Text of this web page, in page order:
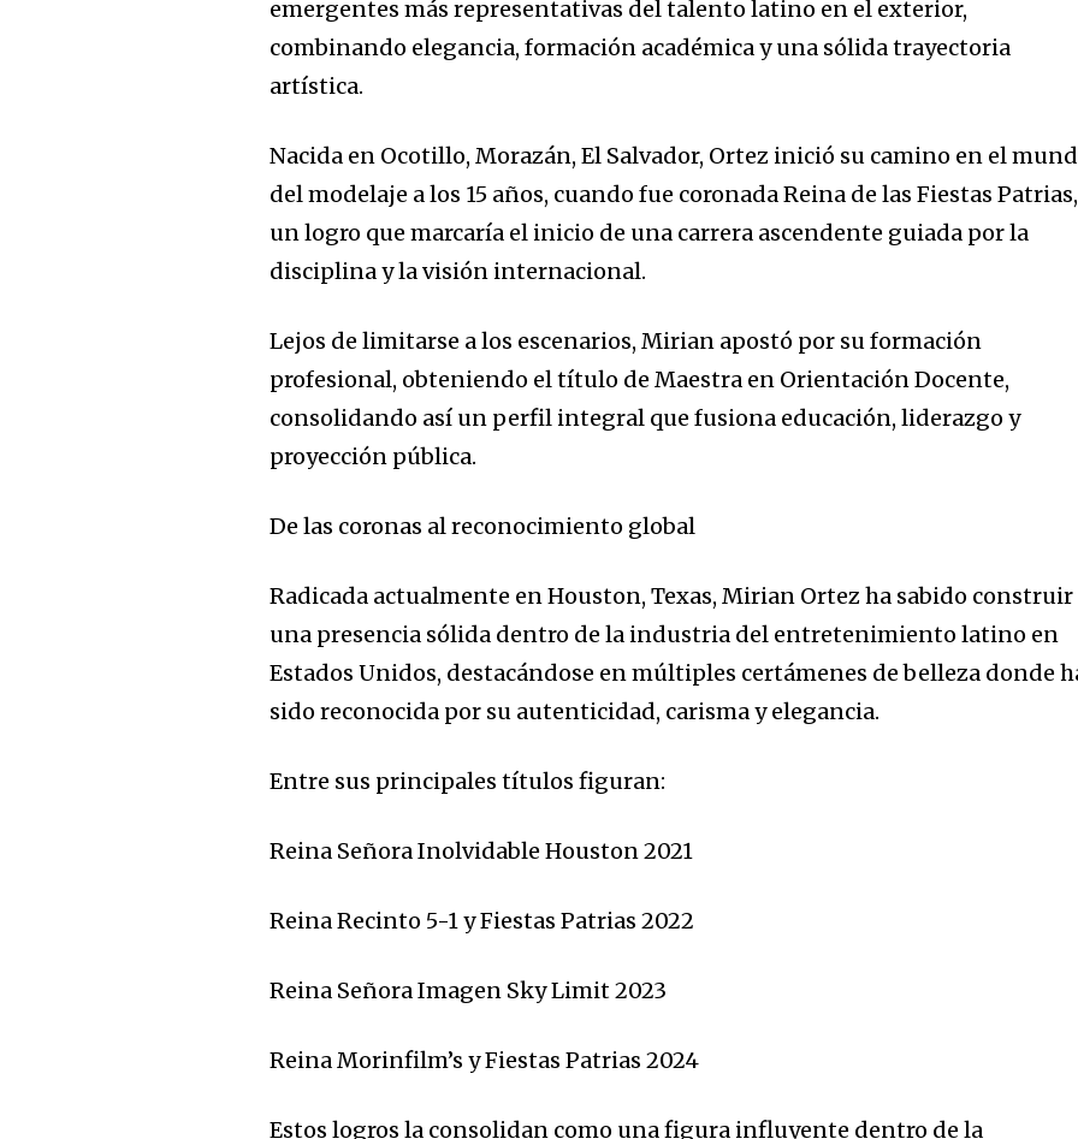
emergentes más representativas del talento latino en el exterior,
combinando elegancia, formación académica y una sólida trayectoria
artística.
Nacida en Ocotillo, Morazán, El Salvador, Ortez inició su camino en el
del modelaje a los 15 años, cuando fue coronada Reina de las Fiestas Patrias,
un logro que marcaría el inicio de una carrera ascendente guiada por la
disciplina y la visión internacional.
Lejos de limitarse a los escenarios, Mirian apostó por su formación
profesional, obteniendo el título de Maestra en Orientación Docente,
consolidando así un perfil integral que fusiona educación, liderazgo y
proyección pública.
De las coronas al reconocimiento global
Radicada actualmente en Houston, Texas, Mirian Ortez ha sabido construir
una presencia sólida dentro de la industria del entretenimiento latino en
Estados Unidos, destacándose en múltiples certámenes de belleza donde
sido reconocida por su autenticidad, carisma y elegancia.
Entre sus principales títulos figuran:
Reina Señora Inolvidable Houston 2021
Reina Recinto 5-1 y Fiestas Patrias 2022
Reina Señora Imagen Sky Limit 2023
Reina Morinfilm’s y Fiestas Patrias 2024
Estos logros la consolidan como una figura influyente dentro de la